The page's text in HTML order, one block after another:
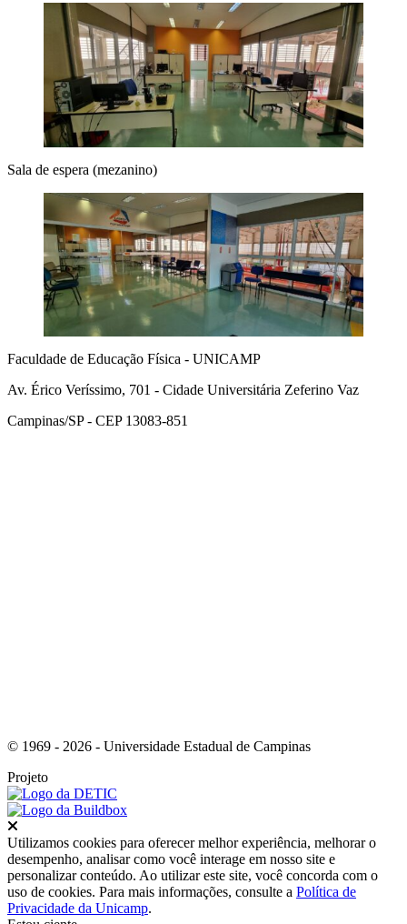
Sala de espera (mezanino)
Faculdade de Educação Física - UNICAMP
Av. Érico Veríssimo, 701 - Cidade Universitária Zeferino Vaz
Campinas/SP - CEP 13083-851
© 1969 - 2026 - Universidade Estadual de Campinas
Projeto
Utilizamos cookies para oferecer melhor experiência, melhorar o
desempenho, analisar como você interage em nosso site e
personalizar conteúdo. Ao utilizar este site, você concorda com o
uso de cookies. Para mais informações, consulte a Política de
Privacidade da Unicamp.